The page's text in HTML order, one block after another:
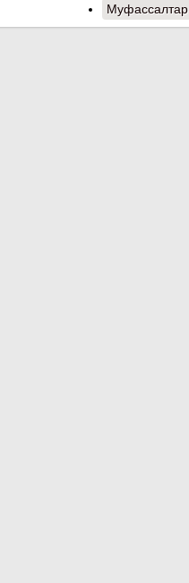
Муфассалтар